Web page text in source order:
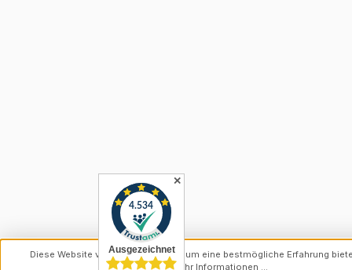
✕
Diese Website verwendet Cookies, um eine bestmögliche Erfahrung
können.Mehr Informationen ...